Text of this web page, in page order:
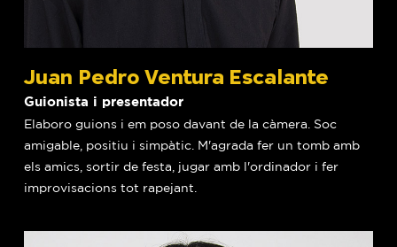
Juan Pedro Ventura Escalante
Guionista i presentador
Elaboro guions i em poso davant de la càmera. Soc
amigable, positiu i simpàtic. M'agrada fer un tomb amb
els amics, sortir de festa, jugar amb l'ordinador i fer
improvisacions tot rapejant.